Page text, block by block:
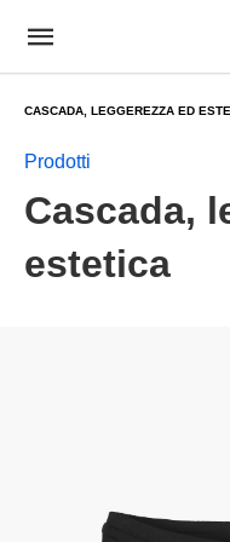
CASCADA, LEGGEREZZA ED
Prodotti
Cascada,
estetica